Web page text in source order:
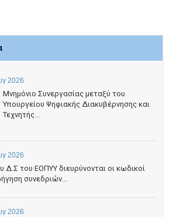
2026
Μνημόνιο Συνεργασίας μεταξύ του
Υπουργείου Ψηφιακής Διακυβέρνησης και
Τεχνητής...
2026
του ΕΟΠΥΥ διευρύνονται οι κωδικοί
συνεδριών...
2026